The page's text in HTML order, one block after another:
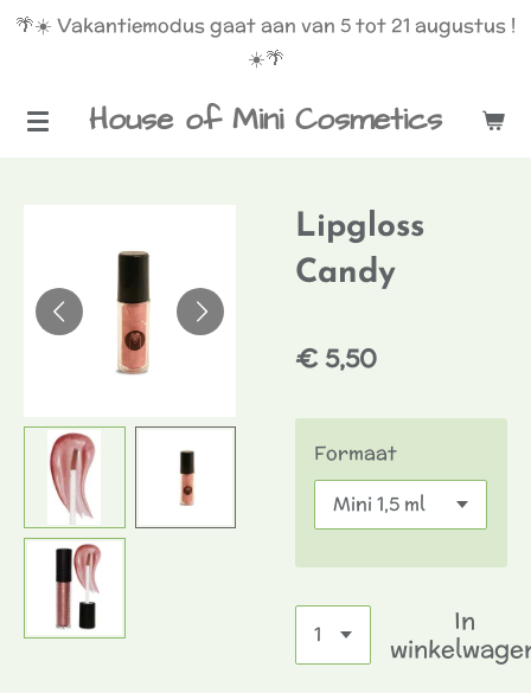
Ga
de
House of Mini Cosmetics
🌴☀️ Vakantiemodus gaat aan van 5 tot 21 augustus !
☀️🌴
Lipgloss
Candy
€ 5,50
Formaat
In